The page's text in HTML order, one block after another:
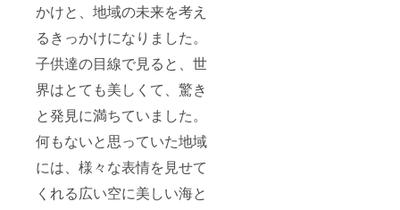
かけと、地域の未来を考え
るきっかけになりました。
子供達の目線で見ると、世
界はとても美しくて、驚き
と発見に満ちていました。
何もないと思っていた地域
には、様々な表情を見せて
くれる広い空に美しい海と